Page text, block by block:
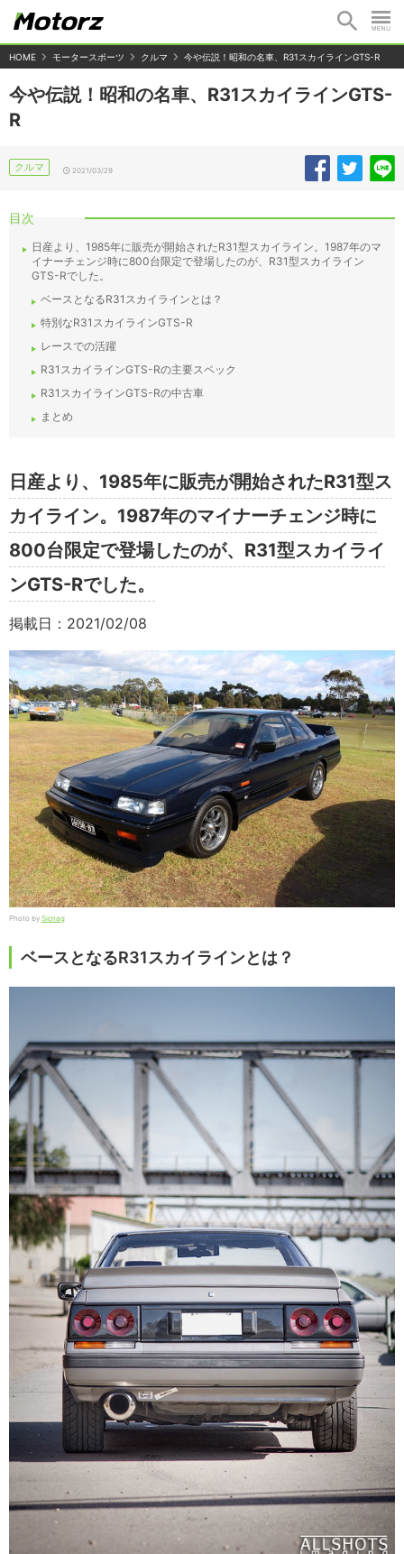
HOME モータースポーツ クルマ 今や伝説！昭和の名車、R31スカイラインGTS-R
今や伝説！昭和の名車、R31スカイラインGTS-
R
クルマ 2021/03/29
目次
日産より、1985年に販売が開始されたR31型スカイライン。1987年のマ
イナーチェンジ時に800台限定で登場したのが、R31型スカイライン
GTS-Rでした。
ベースとなるR31スカイラインとは？
特別なR31スカイラインGTS-R
レースでの活躍
R31スカイラインGTS-Rの主要スペック
R31スカイラインGTS-Rの中古車
まとめ
日産より、 1985年に販売が開始されたR31型ス
カイライン。 1987年のマイナーチェンジ時に
800台限定で登場したのが、 R31型スカイライ
ンGTS-Rでした。
掲載日：2021/02/08
Photo by Sicnag
ベースとなるR31スカイラインとは？